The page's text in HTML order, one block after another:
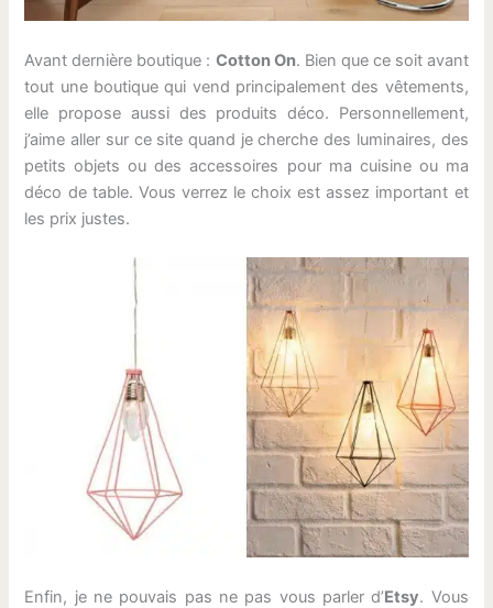
Avant dernière boutique : Cotton On. Bien que ce soit avant
tout une boutique qui vend principalement des vêtements,
elle propose aussi des produits déco. Personnellement,
j’aime aller sur ce site quand je cherche des luminaires, des
petits objets ou des accessoires pour ma cuisine ou ma
déco de table. Vous verrez le choix est assez important et
les prix justes.
Enfin, je ne pouvais pas ne pas vous parler d’Etsy. Vous